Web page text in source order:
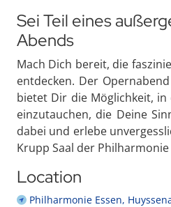
Sei Teil eines
Abends
Mach Dich bereit, die
entdecken. Der
bietet Dir die Möglichkeit, in
einzutauchen, die Deine
dabei und erlebe
Krupp Saal der Philharmonie
Location
Philharmonie Essen,